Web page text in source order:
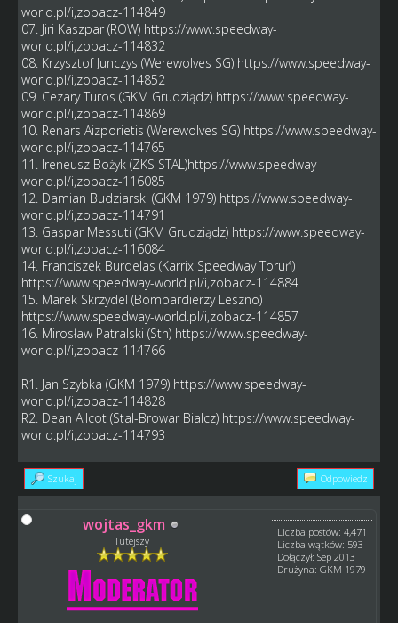
world.pl/i,zobacz-114849
07. Jiri Kaszpar (ROW) https://www.speedway-
world.pl/i,zobacz-114832
08. Krzysztof Junczys (Werewolves SG) https://www.speedway-
world.pl/i,zobacz-114852
09. Cezary Turos (GKM Grudziądz) https://www.speedway-
world.pl/i,zobacz-114869
10. Renars Aizporietis (Werewolves SG) https://www.speedway-
world.pl/i,zobacz-114765
11. Ireneusz Bożyk (ZKS STAL)https://www.speedway-
world.pl/i,zobacz-116085
12. Damian Budziarski (GKM 1979) https://www.speedway-
world.pl/i,zobacz-114791
13. Gaspar Messuti (GKM Grudziądz) https://www.speedway-
world.pl/i,zobacz-116084
14. Franciszek Burdelas (Karrix Speedway Toruń)
https://www.speedway-world.pl/i,zobacz-114884
15. Marek Skrzydel (Bombardierzy Leszno)
https://www.speedway-world.pl/i,zobacz-114857
16. Mirosław Patralski (Stn) https://www.speedway-
world.pl/i,zobacz-114766
R1. Jan Szybka (GKM 1979) https://www.speedway-
world.pl/i,zobacz-114828
R2. Dean Allcot (Stal-Browar Bialcz) https://www.speedway-
world.pl/i,zobacz-114793
Szukaj Odpowiedz
wojtas_gkm
Tutejszy
Liczba postów: 4,471
Liczba wątków: 593
Dołączył: Sep 2013
Drużyna: GKM 1979